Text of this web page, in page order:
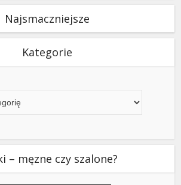
Najsmaczniejsze
Kategorie
– męzne czy szalone?